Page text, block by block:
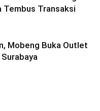
Tembus Transaksi
Mobeng Buka Outlet